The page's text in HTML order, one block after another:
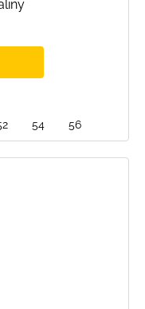
54 56